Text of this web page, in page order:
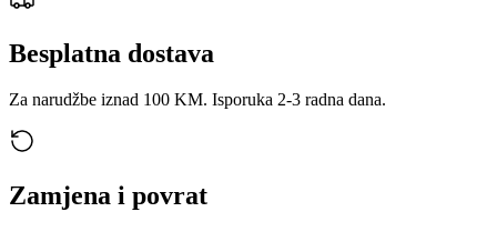
Besplatna dostava
Za narudžbe iznad 100 KM. Isporuka 2-3 radna dana.
Zamjena i povrat